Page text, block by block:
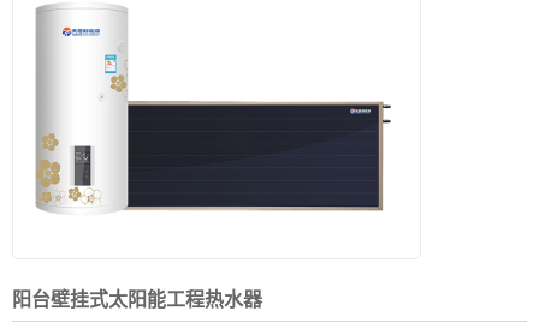
阳台壁挂式太阳能工程热水器